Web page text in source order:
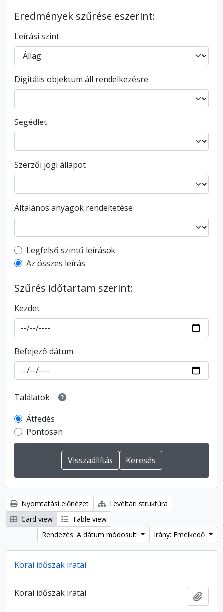
Eredmények szűrése eszerint:
Leírási szint
Digitális objektum áll rendelkezésre
Segédlet
Szerzői jogi állapot
Általános anyagok rendeltetése
Top-level description filter
Legfelső szintű leírások
Az összes leírás
Szűrés időtartam szerint:
Kezdet
Befejező dátum
Találatok
Átfedés
Pontosan
Nyomtatási előnézet
Levéltári struktúra
Card view
Table view
Rendezés: A dátum módosult
Irány: Emelkedő
Korai időszak iratai
Korai időszak iratai